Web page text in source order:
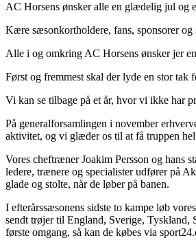
AC Horsens ønsker alle en glædelig jul og
Kære sæsonkortholdere, fans, sponsorer og
Alle i og omkring AC Horsens ønsker jer
Først og fremmest skal der lyde en stor tak
Vi kan se tilbage på et år, hvor vi ikke har
På generalforsamlingen i november
aktivitet, og vi glæder os til at få truppen
Vores cheftræner Joakim Persson og hans
ledere, trænere og specialister udfører på
glade og stolte, når de løber på banen.
I efterårssæsonens sidste to kampe løb
sendt trøjer til England, Sverige, Tyskland,
første omgang, så kan de købes via